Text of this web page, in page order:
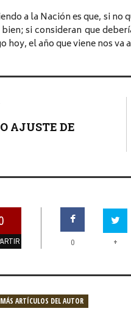
a la Nación es que, si
si consideran que
hoy, el año que viene nos
AJUSTE DE
0 +
MÁS ARTÍCULOS DEL AUTOR